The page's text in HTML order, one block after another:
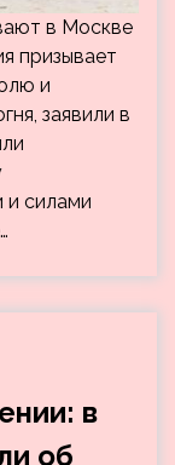
в Москве
призывает
и
заявили в
и силами
в
об